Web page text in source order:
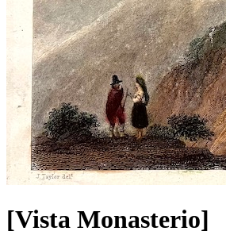
[Vista Monasterio]